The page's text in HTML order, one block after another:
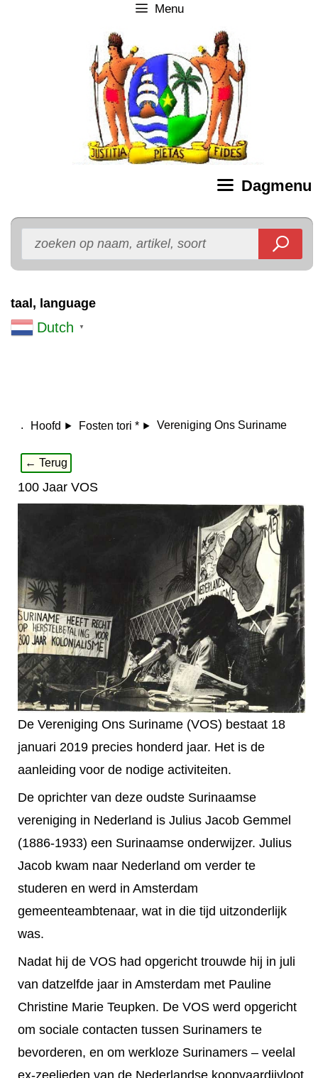
Menu
Dagmenu
taal, language
Dutch ▼
. Hoofd Fosten tori * Vereniging Ons Suriname
← Terug
100 Jaar VOS
De Vereniging Ons Suriname (VOS) bestaat 18
januari 2019 precies honderd jaar. Het is de
aanleiding voor de nodige activiteiten.
De oprichter van deze oudste Surinaamse
vereniging in Nederland is Julius Jacob Gemmel
(1886-1933) een Surinaamse onderwijzer. Julius
Jacob kwam naar Nederland om verder te
studeren en werd in Amsterdam
gemeenteambtenaar, wat in die tijd uitzonderlijk
was.
Nadat hij de VOS had opgericht trouwde hij in juli
van datzelfde jaar in Amsterdam met Pauline
Christine Marie Teupken. De VOS werd opgericht
om sociale contacten tussen Surinamers te
bevorderen, en om werkloze Surinamers – veelal